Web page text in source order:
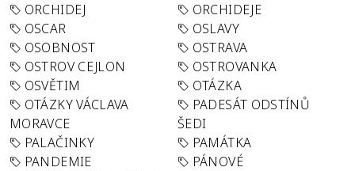
ORCHIDEJ
ORCHIDEJE
OSCAR
OSLAVY
OSOBNOST
OSTRAVA
OSTROV CEJLON
OSTROVANKA
OSVĚTIM
OTÁZKA
OTÁZKY VÁCLAVA
MORAVCE
PADESÁT ODSTÍNŮ
ŠEDI
PALAČINKY
PAMÁTKA
PANDEMIE
PÁNOVÉ